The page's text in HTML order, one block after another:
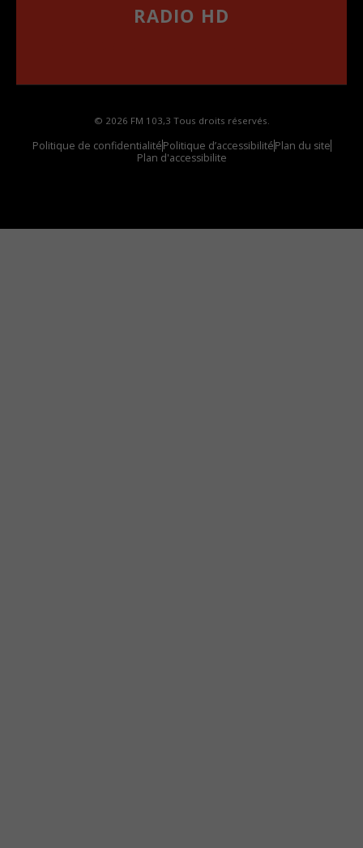
RADIO HD
© 2026 FM 103,3 Tous droits réservés.
Politique de confidentialitéPolitique d’accessibilitéPlan du site
Plan d'accessibilite